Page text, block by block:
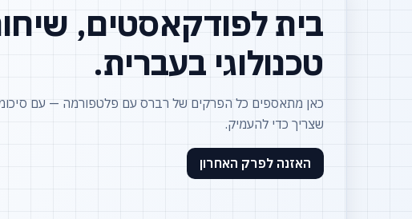
בית לפודקאסטים,
טכנולוגי בעברית.
כאן מתאספים כל הפרקים של רברס עם פלטפורמה — עם
שצריך כדי להעמיק.
האזנה לפרק האחרון